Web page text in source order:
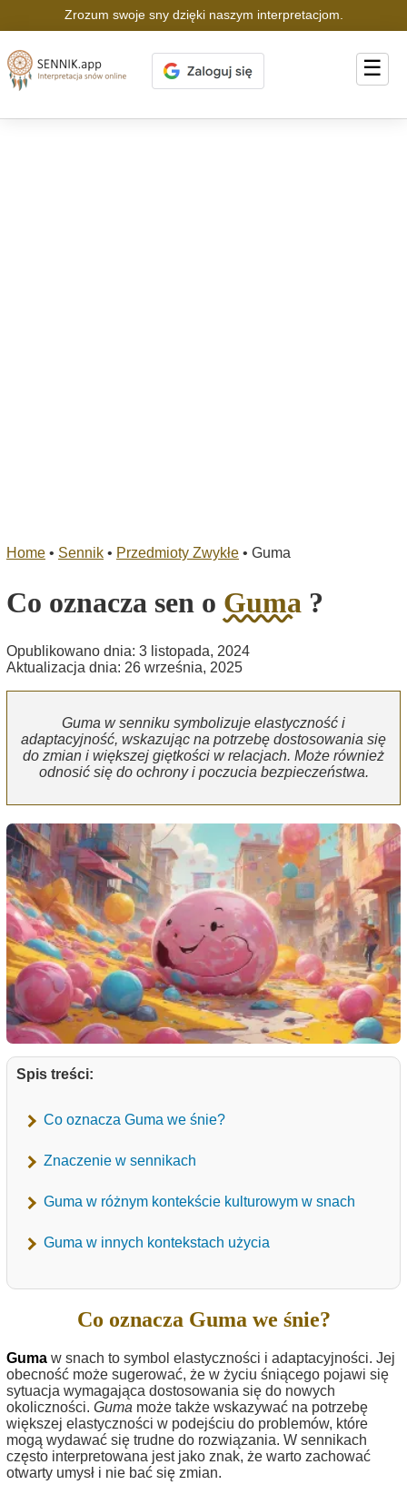
Zrozum swoje sny dzięki naszym interpretacjom.
☰
Home • Sennik • Przedmioty Zwykłe • Guma
Co oznacza sen o Guma ?
Opublikowano dnia: 3 listopada, 2024
Aktualizacja dnia: 26 września, 2025
Guma w senniku symbolizuje elastyczność i
adaptacyjność, wskazując na potrzebę dostosowania się
do zmian i większej giętkości w relacjach. Może również
odnosić się do ochrony i poczucia bezpieczeństwa.
Spis treści:
Co oznacza Guma we śnie?
Znaczenie w sennikach
Guma w różnym kontekście kulturowym w snach
Guma w innych kontekstach użycia
Co oznacza Guma we śnie?
Guma w snach to symbol elastyczności i adaptacyjności. Jej
obecność może sugerować, że w życiu śniącego pojawi się
sytuacja wymagająca dostosowania się do nowych
okoliczności. Guma może także wskazywać na potrzebę
większej elastyczności w podejściu do problemów, które
mogą wydawać się trudne do rozwiązania. W sennikach
często interpretowana jest jako znak, że warto zachować
otwarty umysł i nie bać się zmian.